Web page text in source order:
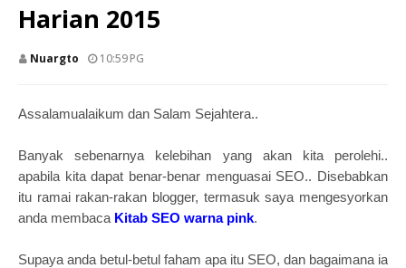
Harian 2015
Nuargto 10:59 PG
Assalamualaikum dan Salam Sejahtera..
Banyak sebenarnya kelebihan yang akan kita perolehi..
apabila kita dapat benar-benar menguasai SEO.. Disebabkan
itu ramai rakan-rakan blogger, termasuk saya mengesyorkan
anda membaca Kitab SEO warna pink.
Supaya anda betul-betul faham apa itu SEO, dan bagaimana ia